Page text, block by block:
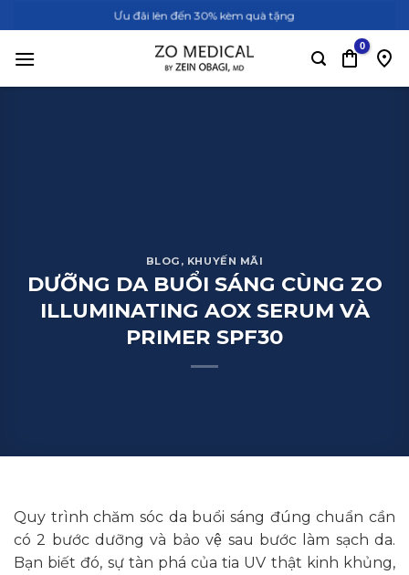
qua
nội
Ưu đãi lên đến 30% kèm quà tặng
BLOG , KHUYẾN MÃI
DƯỠNG DA BUỔI SÁNG CÙNG ZO
ILLUMINATING AOX SERUM VÀ
PRIMER SPF30
Quy trình chăm sóc da buổi sáng đúng chuẩn cần
có 2 bước dưỡng và bảo vệ sau bước làm sạch da.
Bạn biết đó, sự tàn phá của tia UV thật kinh khủng,